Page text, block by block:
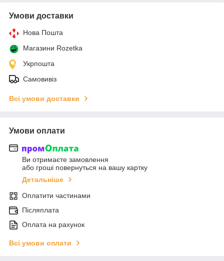
Умови доставки
Нова Пошта
Магазини Rozetka
Укрпошта
Самовивіз
Всі умови доставки
Умови оплати
Ви отримаєте замовлення
або гроші повернуться на вашу картку
Детальніше
Оплатити частинами
Післяплата
Оплата на рахунок
Всі умови оплати